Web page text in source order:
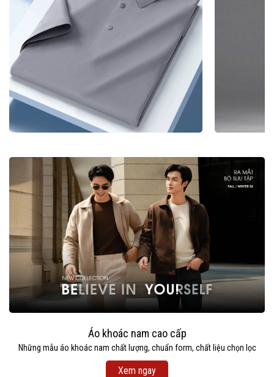
Áo khoác nam cao cấp
Những mẫu áo khoác nam chất lượng, chuẩn form, chất liệu chọn lọc
Xem ngay